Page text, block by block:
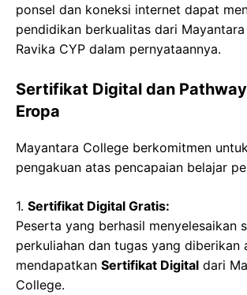
ponsel dan koneksi internet dapat
pendidikan berkualitas dari Mayantara
Ravika CYP dalam pernyataannya.
Sertifikat Digital dan
Eropa
Mayantara College berkomitmen
pengakuan atas pencapaian belajar
1. Sertifikat Digital Gratis:
Peserta yang berhasil menyelesaikan
perkuliahan dan tugas yang diberikan
mendapatkan Sertifikat Digital dari
College.